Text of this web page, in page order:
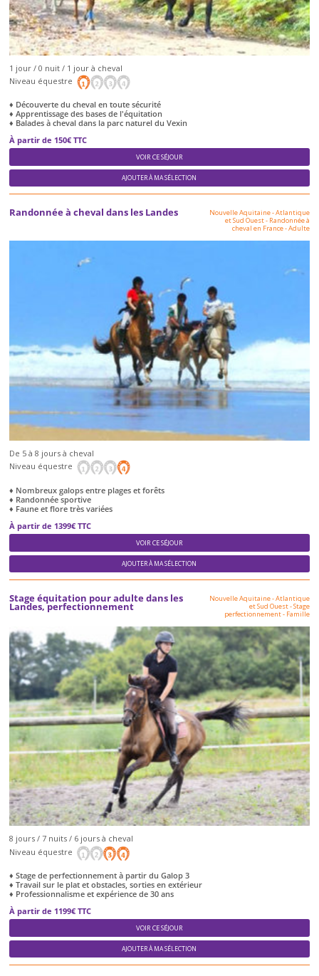
1 jour / 0 nuit / 1 jour à cheval
Niveau équestre
♦ Découverte du cheval en toute sécurité
♦ Apprentissage des bases de l'équitation
♦ Balades à cheval dans la parc naturel du Vexin
À partir de 150€ TTC
VOIR CE SÉJOUR
AJOUTER À MA SÉLECTION
Randonnée à cheval dans les Landes
Nouvelle Aquitaine - Atlantique
et Sud Ouest- Randonnée à
cheval en France-Adulte
De 5 à 8 jours à cheval
Niveau équestre
♦ Nombreux galops entre plages et forêts
♦ Randonnée sportive
♦ Faune et flore très variées
À partir de 1399€ TTC
VOIR CE SÉJOUR
AJOUTER À MA SÉLECTION
Stage équitation pour adulte dans les
Landes, perfectionnement
Nouvelle Aquitaine - Atlantique
et Sud Ouest-Stage
perfectionnement- Famille
8 jours / 7 nuits / 6 jours à cheval
Niveau équestre
♦ Stage de perfectionnement à partir du Galop 3
♦ Travail sur le plat et obstacles, sorties en extérieur
♦ Professionnalisme et expérience de 30 ans
À partir de 1199€ TTC
VOIR CE SÉJOUR
AJOUTER À MA SÉLECTION